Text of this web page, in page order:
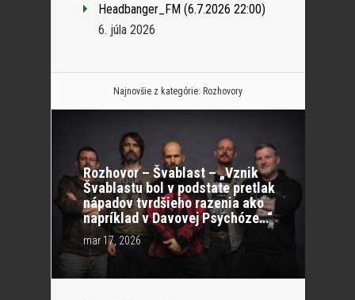
Headbanger_FM (6.7.2026 22:00)
6. júla 2026
Najnovšie z kategórie: Rozhovory
Rozhovor – Švablast – „Vznik
Švablastu bol v podstate pretlak
nápadov tvrdšieho razenia ako
napríklad v Davovej Psychóze…“
mar 17, 2026